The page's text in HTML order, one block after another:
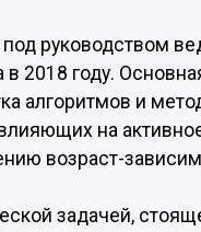
руководством
2018 году.
алгоритмов и
на
возраст-
задачей,